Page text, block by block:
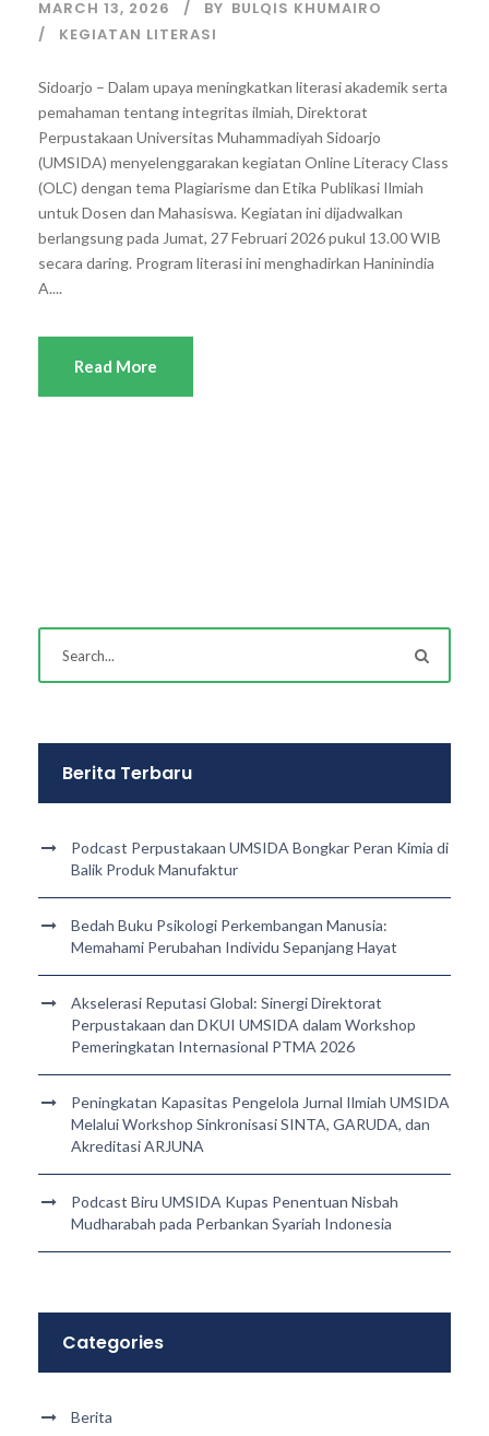
MARCH 13, 2026 BY BULQIS KHUMAIRO
KEGIATAN LITERASI
Sidoarjo – Dalam upaya meningkatkan literasi akademik serta
pemahaman tentang integritas ilmiah, Direktorat
Perpustakaan Universitas Muhammadiyah Sidoarjo
(UMSIDA) menyelenggarakan kegiatan Online Literacy Class
(OLC) dengan tema Plagiarisme dan Etika Publikasi Ilmiah
untuk Dosen dan Mahasiswa. Kegiatan ini dijadwalkan
berlangsung pada Jumat, 27 Februari 2026 pukul 13.00 WIB
secara daring. Program literasi ini menghadirkan Haninindia
A....
Read More
Berita Terbaru
Podcast Perpustakaan UMSIDA Bongkar Peran Kimia di
Balik Produk Manufaktur
Bedah Buku Psikologi Perkembangan Manusia:
Memahami Perubahan Individu Sepanjang Hayat
Akselerasi Reputasi Global: Sinergi Direktorat
Perpustakaan dan DKUI UMSIDA dalam Workshop
Pemeringkatan Internasional PTMA 2026
Peningkatan Kapasitas Pengelola Jurnal Ilmiah UMSIDA
Melalui Workshop Sinkronisasi SINTA, GARUDA, dan
Akreditasi ARJUNA
Podcast Biru UMSIDA Kupas Penentuan Nisbah
Mudharabah pada Perbankan Syariah Indonesia
Categories
Berita